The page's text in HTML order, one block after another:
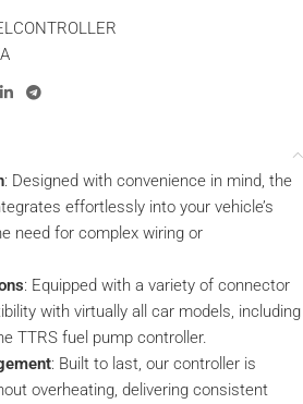
: Designed with convenience in mind, the
effortlessly into your vehicle’s
need for complex wiring or
: Equipped with a variety of connector
with virtually all car models, including
TTRS fuel pump controller.
: Built to last, our controller is
overheating, delivering consistent